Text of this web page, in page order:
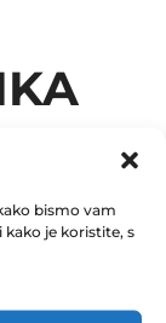
bismo vam
je koristite, s